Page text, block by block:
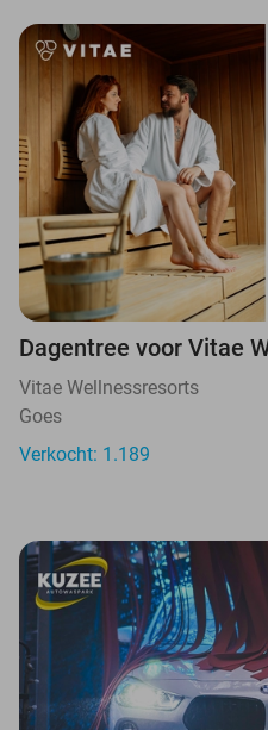
Dagentree voor Vitae
Vitae Wellnessresorts
Goes
Verkocht: 1.189